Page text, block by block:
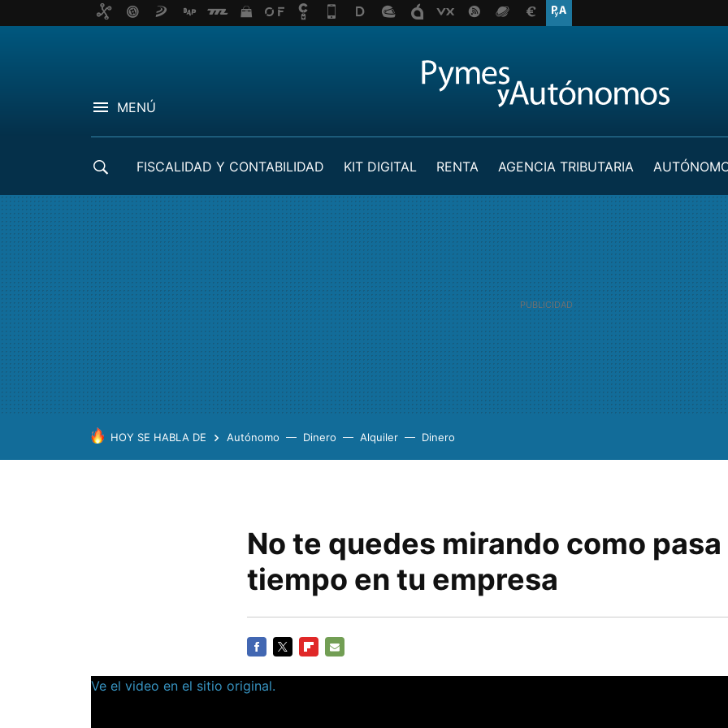
MENÚ
FISCALIDAD Y CONTABILIDAD KIT DIGITAL RENTA AGENCIA TRIBUTARIA
HOY SE HABLA DE Autónomo Dinero Alquiler Dinero
No te quedes mirando como pasa
tiempo en tu empresa
Ve el video en el sitio original.